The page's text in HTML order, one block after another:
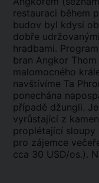
restauraci během
budov byl kdysi
dobře
hradbami.
bran Angkor
malomocného
navštívíme Ta
ponechána
případě džungli.
vyrůstající z
proplétající sloupy
pro zájemce
cca 30 USD/os.).